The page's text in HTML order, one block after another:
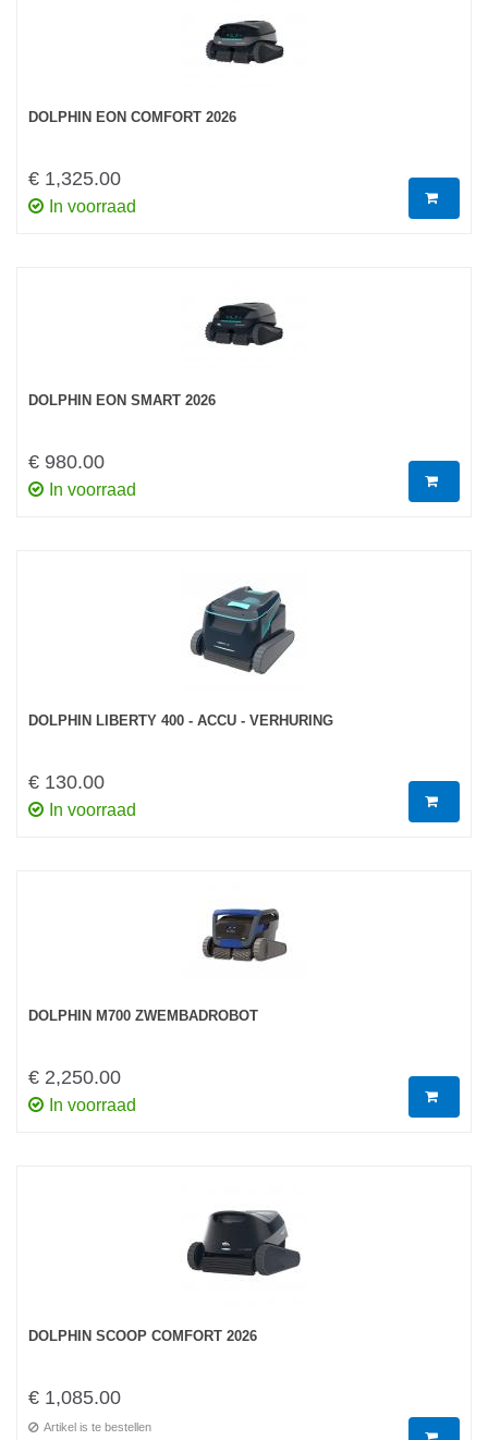
DOLPHIN EON COMFORT 2026
€ 1,325.00
In voorraad
DOLPHIN EON SMART 2026
€ 980.00
In voorraad
DOLPHIN LIBERTY 400 - ACCU - VERHURING
€ 130.00
In voorraad
DOLPHIN M700 ZWEMBADROBOT
€ 2,250.00
In voorraad
DOLPHIN SCOOP COMFORT 2026
€ 1,085.00
Artikel is te bestellen